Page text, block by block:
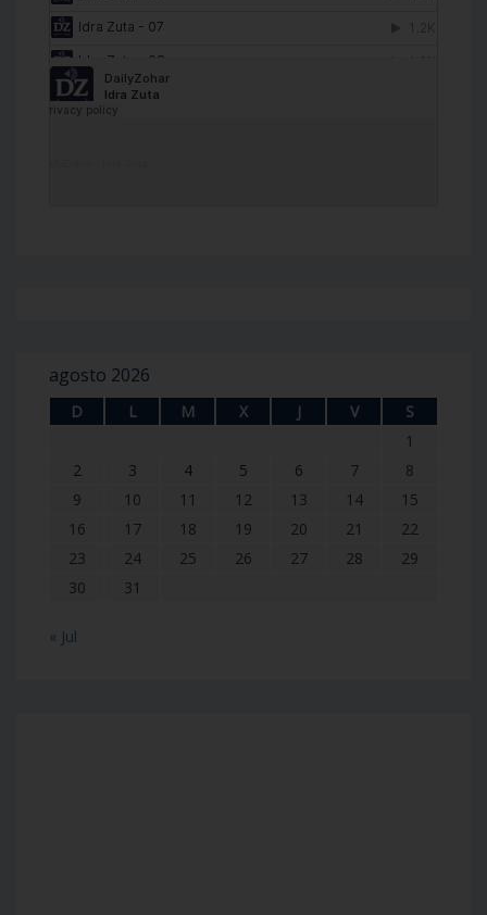
agosto 2026
D L M X J V
S
1
2
3 4 5 6 7
8
9
10 11 12 13 14
15
16
17 18 19 20 21
22
23
24 25 26 27 28
29
30
31
« Jul